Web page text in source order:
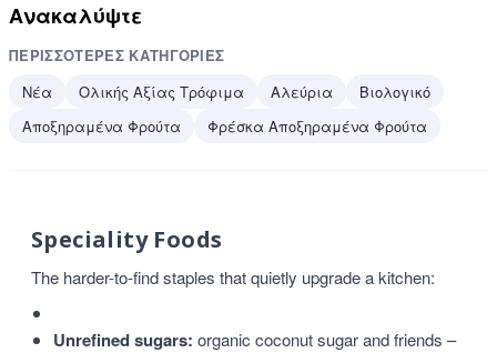
Ανακαλύψτε
ΠΕΡΙΣΣΌΤΕΡΕΣ ΚΑΤΗΓΟΡΊΕΣ
Νέα
Ολικής Αξίας Τρόφιμα Αλεύρια
Βιολογικό
Αποξηραμένα Φρούτα
Φρέσκα Αποξηραμένα Φρούτα
Speciality Foods
The harder-to-find staples that quietly upgrade a kitchen:
Unrefined sugars: organic coconut sugar and friends –